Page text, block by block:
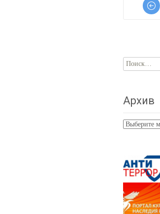
Найти:
Архив
Архив